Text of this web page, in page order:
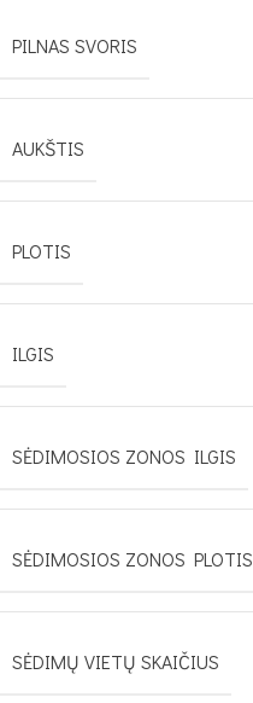
PILNAS SVORIS
AUKŠTIS
PLOTIS
ILGIS
SĖDIMOSIOS ZONOS ILGIS
SĖDIMOSIOS ZONOS PLOTIS
SĖDIMŲ VIETŲ SKAIČIUS